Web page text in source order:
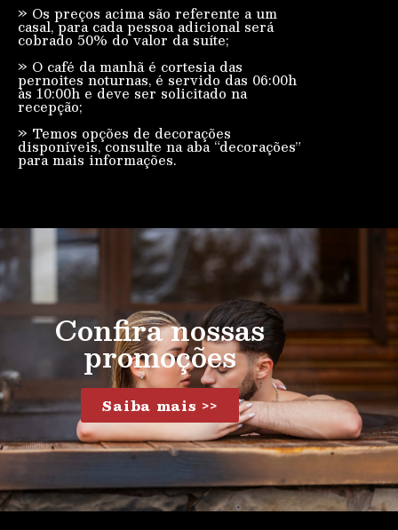
» Os preços acima são referente a um
casal, para cada pessoa adicional será
cobrado 50% do valor da suíte;
» O café da manhã é cortesia das
pernoites noturnas, é servido das 06:00h
às 10:00h e deve ser solicitado na
recepção;
» Temos opções de decorações
disponíveis, consulte na aba “decorações”
para mais informações.
Confira nossas
promoções
Saiba mais >>